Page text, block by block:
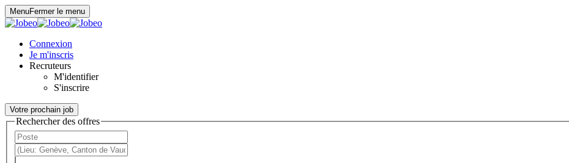
MenuFermer le menu
Connexion
Je m'inscris
Recruteurs
M'identifier
S'inscrire
Votre prochain job
Rechercher des offres
Panneau de gestion des cookies